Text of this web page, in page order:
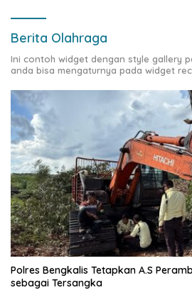
Berita Olahraga
Ini contoh widget dengan style gallery
anda bisa mengaturnya pada widget
Polres Bengkalis Tetapkan A.S
sebagai Tersangka